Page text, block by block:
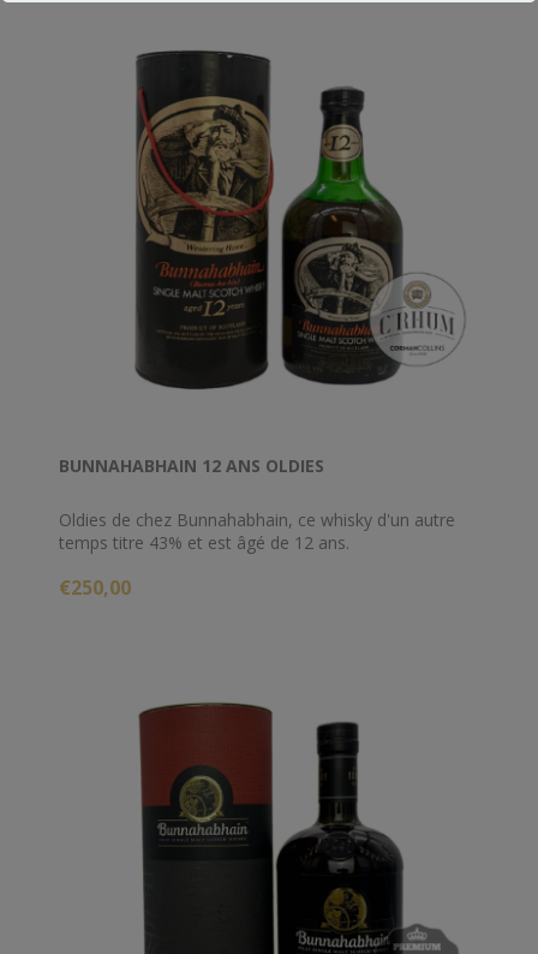
BUNNAHABHAIN 12 ANS OLDIES
Oldies de chez Bunnahabhain, ce whisky d'un autre
temps titre 43% et est âgé de 12 ans.
€250,00